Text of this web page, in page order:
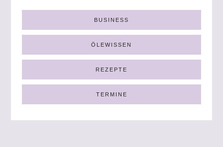
BUSINESS
ÖLEWISSEN
REZEPTE
TERMINE